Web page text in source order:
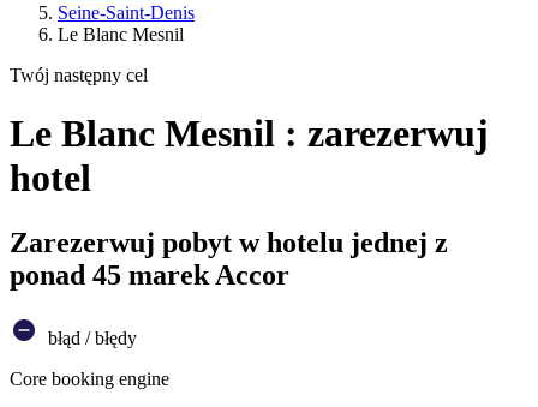
Seine-Saint-Denis
Le Blanc Mesnil
Twój następny cel
Le Blanc Mesnil : zarezerwuj
hotel
Zarezerwuj pobyt w hotelu jednej z
ponad 45 marek Accor
błąd / błędy
Core booking engine